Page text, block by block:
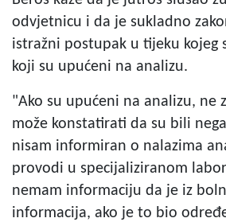
odvjetnicu i da je sukladno
istražni postupak u tijeku kojeg
koji su upućeni na analizu.
"Ako su upućeni na analizu, ne
može konstatirati da su bili
nisam informiran o nalazima
provodi u specijaliziranom
nemam informaciju da je iz
informacija, ako je to bio